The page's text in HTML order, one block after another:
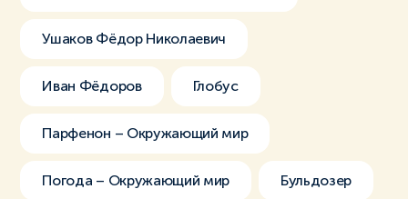
Ушаков Фёдор Николаевич
Иван Фёдоров Глобус
Парфенон – Окружающий мир
Погода – Окружающий мир Бульдозер